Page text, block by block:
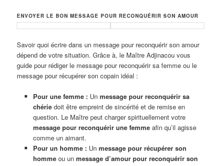
ENVOYER LE BON MESSAGE POUR RECONQUÉRIR SON AMOUR
Savoir quoi écrire dans un message pour reconquérir son amour
dépend de votre situation. Grâce à, le Maître Adjinacou vous
guide pour rédiger le message pour reconquérir sa femme ou le
message pour récupérer son copain idéal :
Pour une femme :Un message pour reconquérir sa
chériedoit être empreint de sincérité et de remise en
question. Le Maître peut charger spirituellement votre
message pour reconquérir une femmeafin qu’il agisse
comme un aimant.
Pour un homme :Un message pour récupérer son
hommeou un message d’amour pour reconquérir son